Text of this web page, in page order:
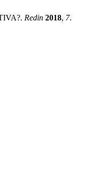
Redin 2018, 7.